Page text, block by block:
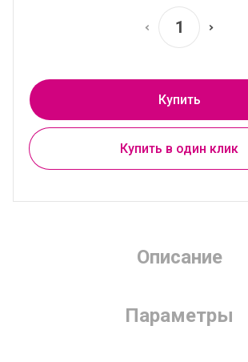
Купить
Купить в один клик
Описание
Параметры